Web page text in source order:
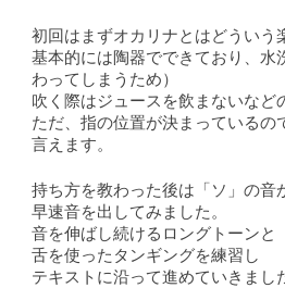
初回はまずオカリナとはどういう
基本的には陶器でできており、水
わってしまうため）
吹く際はジュースを飲まないなど
ただ、指の位置が決まっているの
言えます。
持ち方を教わった後は「ソ」の音
早速音を出してみました。
音を伸ばし続けるロングトーンと
舌を使ったタンギングを練習し
テキストに沿って進めていきまし